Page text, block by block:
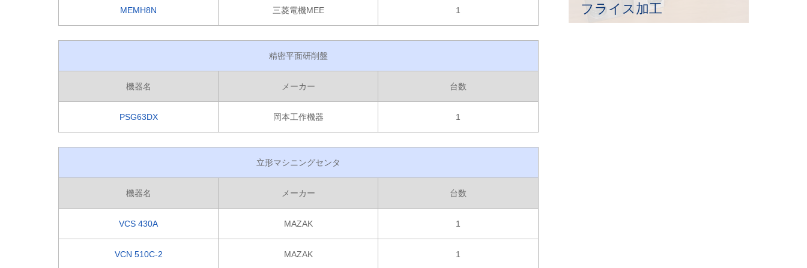
MEMH8N 三菱電機MEE 1
精密平面研削盤
機器名 メーカー 台数
PSG63DX 岡本工作機器 1
立形マシニングセンタ
機器名 メーカー 台数
VCS 430A MAZAK 1
VCN 510C-2 MAZAK 1
フライス加工